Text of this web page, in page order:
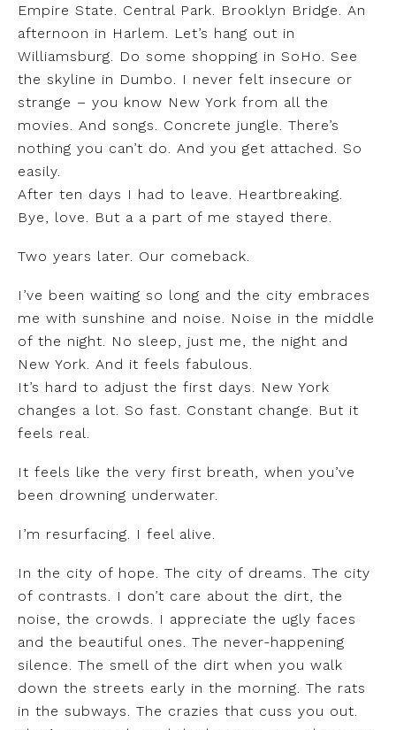
Empire State. Central Park. Brooklyn Bridge. An
afternoon in Harlem. Let’s hang out in
Williamsburg. Do some shopping in SoHo. See
the skyline in Dumbo. I never felt insecure or
strange – you know New York from all the
movies. And songs. Concrete jungle. There’s
nothing you can’t do. And you get attached. So
easily.
After ten days I had to leave. Heartbreaking.
Bye, love. But a a part of me stayed there.
Two years later. Our comeback.
I’ve been waiting so long and the city embraces
me with sunshine and noise. Noise in the middle
of the night. No sleep, just me, the night and
New York. And it feels fabulous.
It’s hard to adjust the first days. New York
changes a lot. So fast. Constant change. But it
feels real.
It feels like the very first breath, when you’ve
been drowning underwater.
I’m resurfacing. I feel alive.
In the city of hope. The city of dreams. The city
of contrasts. I don’t care about the dirt, the
noise, the crowds. I appreciate the ugly faces
and the beautiful ones. The never-happening
silence. The smell of the dirt when you walk
down the streets early in the morning. The rats
in the subways. The crazies that cuss you out.